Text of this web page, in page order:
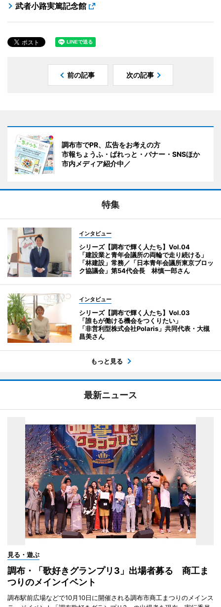
武者小路実篤記念館
前の記事 次の記事
調布市でPR、広告をお考えの方
市報ちょうふ・ぱれっと・バナー・SNSほか
市内メディア紹介中／
特集
インタビュー
シリーズ【調布で輝く人たち】Vol.04
「建設業と青年会議所の両輪で走り続ける」
「林建設」常務／「日本青年会議所東京ブロッ
ク協議会」第54代会長 林慎一郎さん
インタビュー
シリーズ【調布で輝く人たち】Vol.03
「誰もが働ける機会をつくりたい」
「非営利型株式会社Polaris」共同代表・大槻
昌美さん
もっと見る
最新ニュース
見る・遊ぶ
調布・「歌好きグランプリ3」出場者募る 商工ま
つりのメインイベント
調布駅前広場などで10月10日に開催される調布市商工まつりのメインス